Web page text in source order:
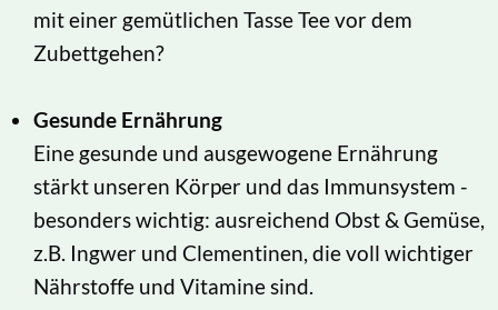
mit einer gemütlichen Tasse Tee vor dem
Zubettgehen?
Gesunde Ernährung
Eine gesunde und ausgewogene Ernährung
stärkt unseren Körper und das Immunsystem -
besonders wichtig: ausreichend Obst & Gemüse,
z.B. Ingwer und Clementinen, die voll wichtiger
Nährstoffe und Vitamine sind.